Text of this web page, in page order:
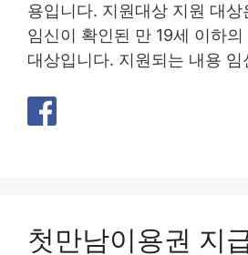
용입니다. 지원대상 지원 대상
임신이 확인된 만 19세 이하
대상입니다. 지원되는 내용
첫만남이용권 지